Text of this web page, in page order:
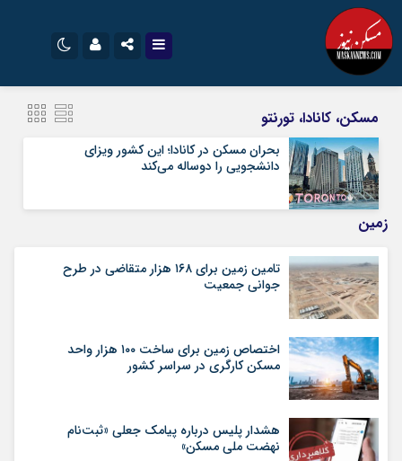
سروش
ایتا
آپارات
اپلیکیشن رمز عبور
مسکن، کانادا، تورنتو
بحران مسکن در کانادا؛ این کشور ویزای
دانشجویی را دوساله می‌کند
زمین
تامین زمین برای ۱۶۸ هزار متقاضی در طرح
جوانی جمعیت
اختصاص زمین برای ساخت ۱۰۰ هزار واحد
مسکن کارگری در سراسر کشور
هشدار پلیس درباره پیامک جعلی «ثبت‌نام
نهضت ملی مسکن»